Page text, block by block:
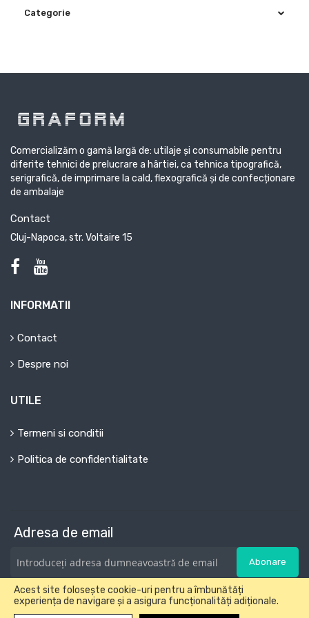
Acest site folosește cookie-uri pentru a îmbunătăți
experiența de navigare și a asigura funcționalități adiționale.
Categorie
Comercializăm o gamă largă de: utilaje și consumabile pentru
diferite tehnici de prelucrare a hârtiei, ca tehnica tipografică,
serigrafică, de imprimare la cald, flexografică și de confecționare
de ambalaje
Contact
Cluj-Napoca, str. Voltaire 15
INFORMATII
Contact
Despre noi
UTILE
Termeni si conditii
Politica de confidentialitate
Adresa de email
Abonare
Copyright © 2018-2025 Developed by Graform&Polysoft. All